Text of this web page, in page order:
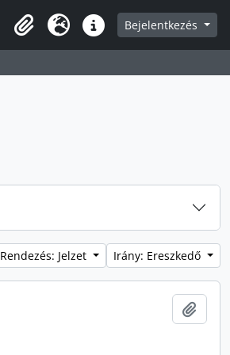
VágólapNyelv Gyorshivatkozások
Bejelentkezés
Rendezés: Jelzet Irány: Ereszkedő